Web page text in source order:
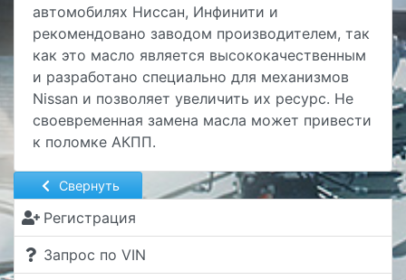
Свернуть
Регистрация
Запрос по VIN
автомобилях Ниссан, Инфинити и
рекомендовано заводом производителем, так
как это масло является высококачественным
и разработано специально для механизмов
Nissan и позволяет увеличить их ресурс. Не
своевременная замена масла может привести
к поломке АКПП.